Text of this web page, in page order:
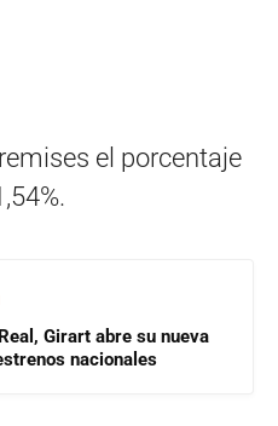
el porcentaje
Girart abre su nueva
nacionales